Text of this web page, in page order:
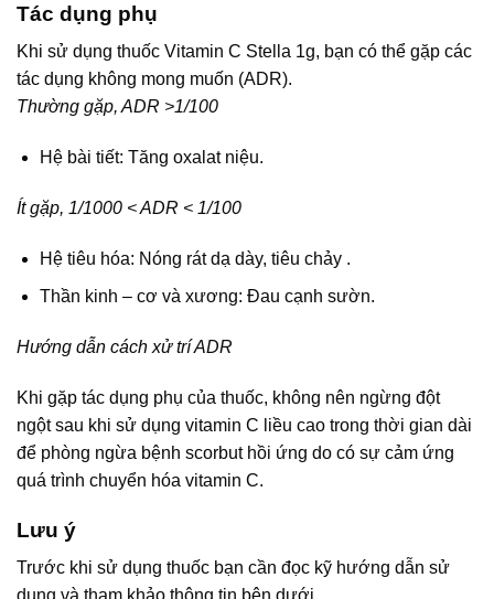
Tác dụng phụ
Khi sử dụng thuốc Vitamin C Stella 1g, bạn có thể gặp các
tác dụng không mong muốn (ADR).
Thường gặp, ADR >1/100
Hệ bài tiết: Tăng oxalat niệu.
Ít gặp, 1/1000 < ADR < 1/100
Hệ tiêu hóa: Nóng rát dạ dày, tiêu chảy .
Thần kinh – cơ và xương: Đau cạnh sườn.
Hướng dẫn cách xử trí ADR
Khi gặp tác dụng phụ của thuốc, không nên ngừng đột
ngột sau khi sử dụng vitamin C liều cao trong thời gian dài
để phòng ngừa bệnh scorbut hồi ứng do có sự cảm ứng
quá trình chuyển hóa vitamin C.
Lưu ý
Trước khi sử dụng thuốc bạn cần đọc kỹ hướng dẫn sử